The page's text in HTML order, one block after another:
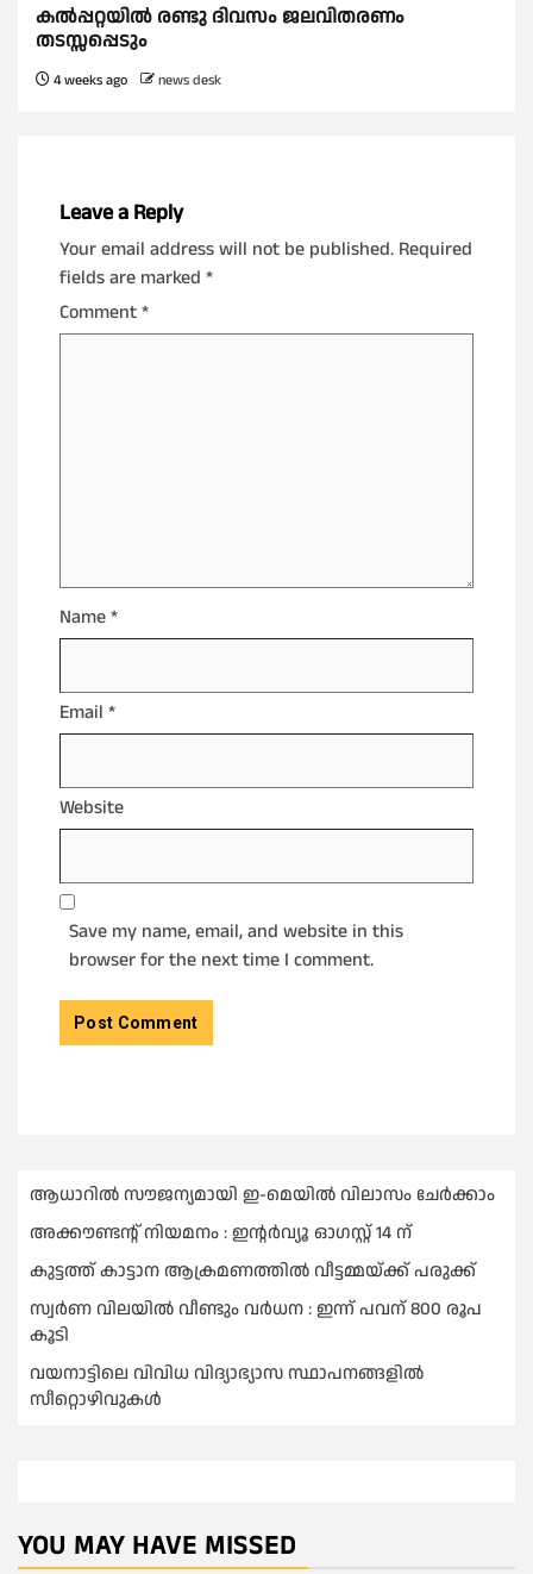
കൽപ്പറ്റയിൽ രണ്ടു ദിവസം ജലവിതരണം
തടസ്സപ്പെടും
4 weeks ago news desk
Leave a Reply
Your email address will not be published. Required
fields are marked *
Comment*
Name*
Email *
Website
Save my name, email, and website in this
browser for the next time I comment.
ആധാറിൽ സൗജന്യമായി ഇ-മെയിൽ വിലാസം ചേർക്കാം
അക്കൗണ്ടന്റ് നിയമനം : ഇൻ്റർവ്യൂ ഓഗസ്റ്റ് 14 ന്
കുട്ടത്ത് കാട്ടാന ആക്രമണത്തിൽ വീട്ടമ്മയ്ക്ക് പരുക്ക്
സ്വർണ വിലയില്‍ വീണ്ടും വർധന : ഇന്ന് പവന് 800 രൂപ
കൂടി
വയനാട്ടിലെ വിവിധ വിദ്യാഭ്യാസ സ്ഥാപനങ്ങളിൽ
സീറ്റൊഴിവുകൾ
YOU MAY HAVE MISSED